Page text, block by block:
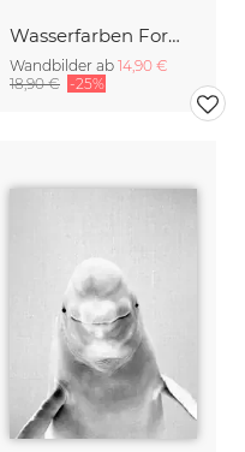
Wasserfarben Formen in Red 4
Wandbilder ab 14,90 €
18,90 € -25%